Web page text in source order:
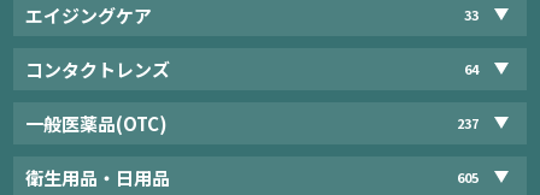
エイジングケア 33
コンタクトレンズ 64
一般医薬品(OTC) 237
衛生用品・日用品 605